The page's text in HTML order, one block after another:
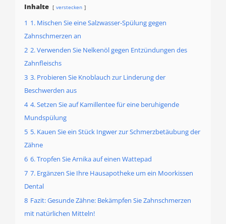
Inhalte verstecken
1 1. Mischen Sie eine Salzwasser-Spülung gegen
Zahnschmerzen an
2 2. Verwenden Sie Nelkenöl gegen Entzündungen des
Zahnfleischs
3 3. Probieren Sie Knoblauch zur Linderung der
Beschwerden aus
4 4. Setzen Sie auf Kamillentee für eine beruhigende
Mundspülung
5 5. Kauen Sie ein Stück Ingwer zur Schmerzbetäubung der
Zähne
6 6. Tropfen Sie Arnika auf einen Wattepad
7 7. Ergänzen Sie Ihre Hausapotheke um ein Moorkissen
Dental
8 Fazit: Gesunde Zähne: Bekämpfen Sie Zahnschmerzen
mit natürlichen Mitteln!